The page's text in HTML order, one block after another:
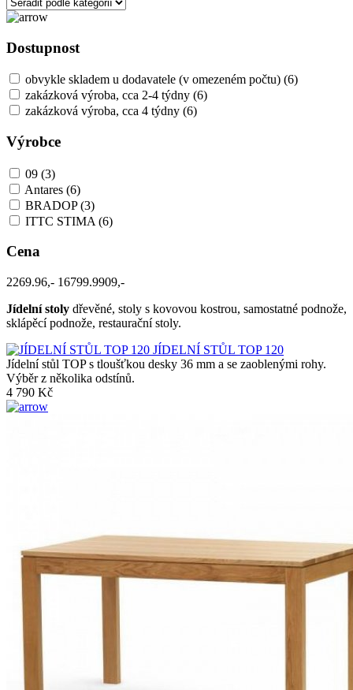
Dostupnost
obvykle skladem u dodavatele (v omezeném počtu) (6)
zakázková výroba, cca 2-4 týdny (6)
zakázková výroba, cca 4 týdny (6)
Výrobce
09 (3)
Antares (6)
BRADOP(3)
ITTC STIMA (6)
Cena
2269.96,- 16799.9909,-
Jídelní stoly dřevěné, stoly s kovovou kostrou, samostatné podnože,
sklápěcí podnože, restaurační stoly.
JÍDELNÍ STŮL TOP 120
Jídelní stůl TOP s tloušťkou desky 36 mm a se zaoblenými rohy.
Výběr z několika odstínů.
4 790 Kč